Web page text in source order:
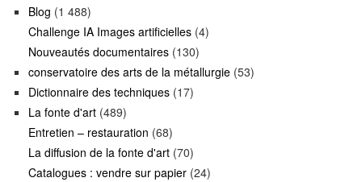
Blog (1 488)
Challenge IA Images artificielles (4)
Nouveautés documentaires (130)
conservatoire des arts de la métallurgie (53)
Dictionnaire des techniques (17)
La fonte d'art (489)
Entretien – restauration (68)
La diffusion de la fonte d'art (70)
Catalogues : vendre sur papier (24)